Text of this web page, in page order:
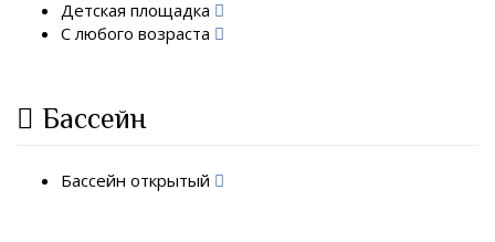
Детская площадка
С любого возраста
Бассейн
Бассейн открытый